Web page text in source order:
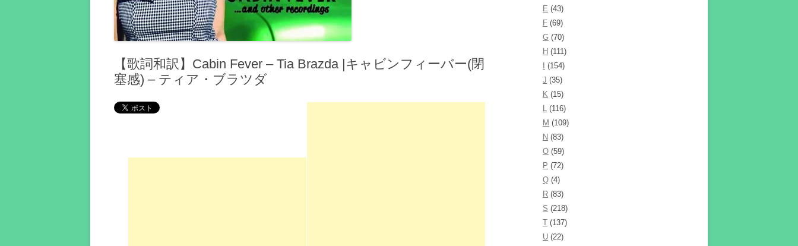
【歌詞和訳】Cabin Fever – Tia Brazda |キャビンフィーバー(閉
塞感) – ティア・ブラツダ
E (43)
F (69)
G (70)
H (111)
(154)
J (35)
K (15)
L (116)
M (109)
N (83)
O (59)
P (72)
Q (4)
R (83)
S (218)
T (137)
U (22)